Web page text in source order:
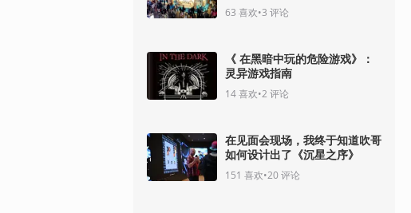
63 喜欢•3 评论
《 在黑暗中玩的危险游戏》：
灵异游戏指南
14喜欢•2 评论
在见面会现场，我终于知道吹哥
如何设计出了《沉星之序》
151 喜欢•20评论